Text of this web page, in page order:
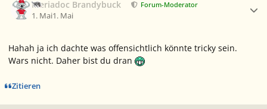
Meriadoc Brandybuck Forum-Moderator
1. Mai1. Mai
Hahah ja ich dachte was offensichtlich könnte tricky sein.
Wars nicht. Daher bist du dran
Zitieren